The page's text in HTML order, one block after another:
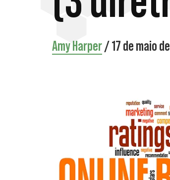
Amy Harper/17 de maio